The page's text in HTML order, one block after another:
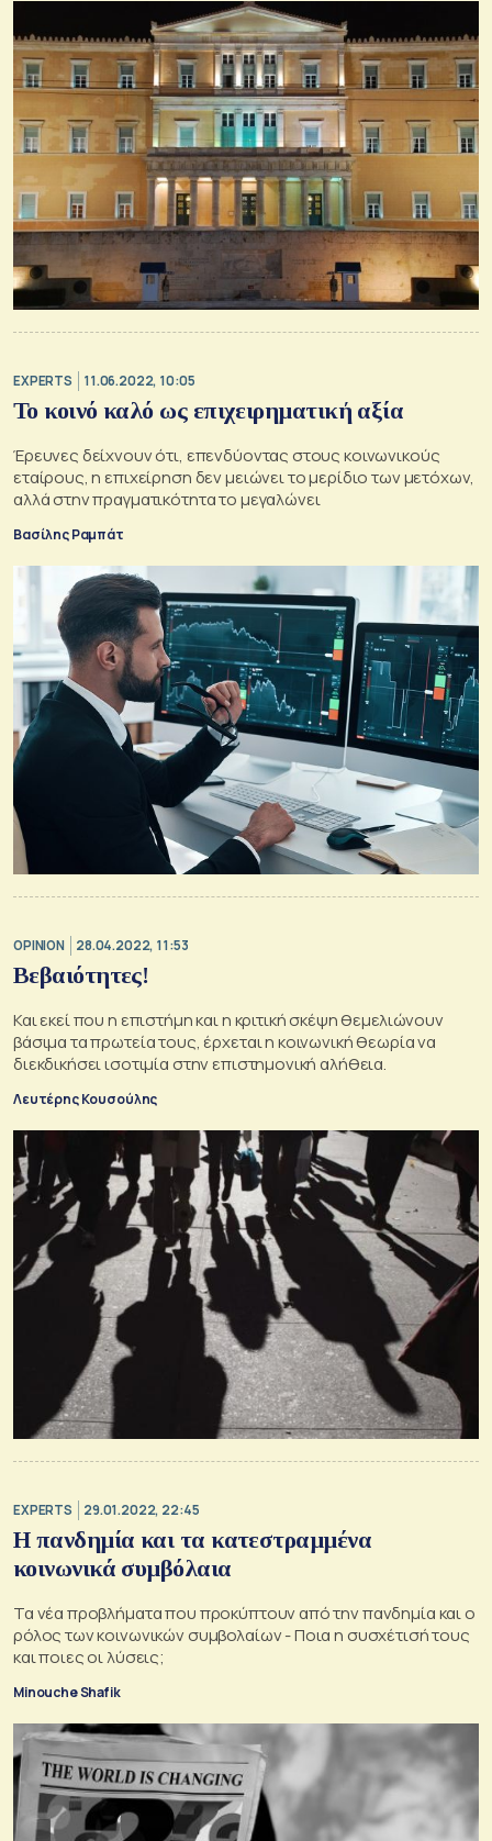
EXPERTS 11.06.2022, 10:05
Το κοινό καλό ως επιχειρηματική αξία
Έρευνες δείχνουν ότι, επενδύοντας στους κοινωνικούς
εταίρους, η επιχείρηση δεν μειώνει το μερίδιο των μετόχων,
αλλά στην πραγματικότητα το μεγαλώνει
Βασίλης Ραμπάτ
OPINION 28.04.2022, 11:53
Βεβαιότητες!
Και εκεί που η επιστήμη και η κριτική σκέψη θεμελιώνουν
βάσιμα τα πρωτεία τους, έρχεται η κοινωνική θεωρία να
διεκδικήσει ισοτιμία στην επιστημονική αλήθεια.
Λευτέρης Κουσούλης
EXPERTS 29.01.2022, 22:45
Η πανδημία και τα κατεστραμμένα
κοινωνικά συμβόλαια
Τα νέα προβλήματα που προκύπτουν από την πανδημία και ο
ρόλος των κοινωνικών συμβολαίων - Ποια η συσχέτισή τους
και ποιες οι λύσεις;
Minouche Shafik